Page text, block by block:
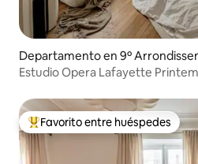
Departamento en 9º
Estudio Opera Lafayette
De los mejores en Favorito entre
Favorito entre huéspedes